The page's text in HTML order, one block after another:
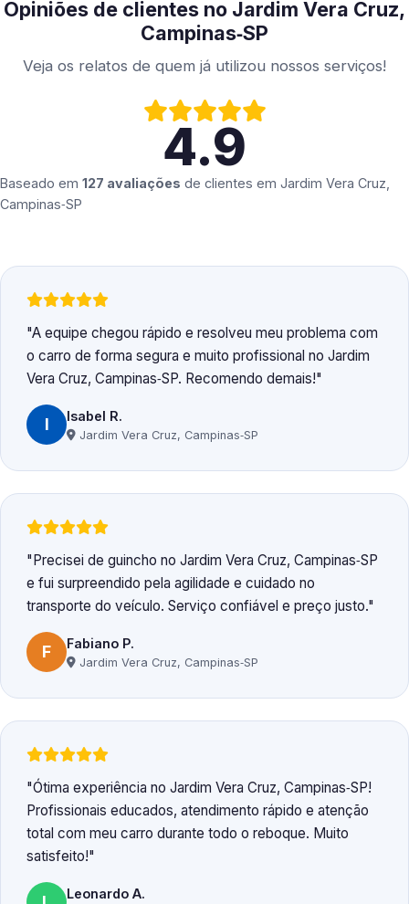
Opiniões de clientes no Jardim Vera Cruz,
Campinas‑SP
Veja os relatos de quem já utilizou nossos serviços!
4.9
Baseado em 127 avaliações de clientes em Jardim Vera Cruz,
Campinas‑SP
A equipe chegou rápido e resolveu meu problema com
o carro de forma segura e muito profissional no Jardim
Vera Cruz, Campinas‑SP. Recomendo demais!
I Isabel R.
Jardim Vera Cruz, Campinas‑SP
Precisei de guincho no Jardim Vera Cruz, Campinas‑SP
e fui surpreendido pela agilidade e cuidado no
transporte do veículo. Serviço confiável e preço justo.
F Fabiano P.
Jardim Vera Cruz, Campinas‑SP
Ótima experiência no Jardim Vera Cruz, Campinas‑SP!
Profissionais educados, atendimento rápido e atenção
total com meu carro durante todo o reboque. Muito
satisfeito!
Leonardo A.